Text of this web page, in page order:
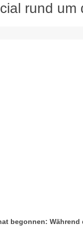
rund um
begonnen: